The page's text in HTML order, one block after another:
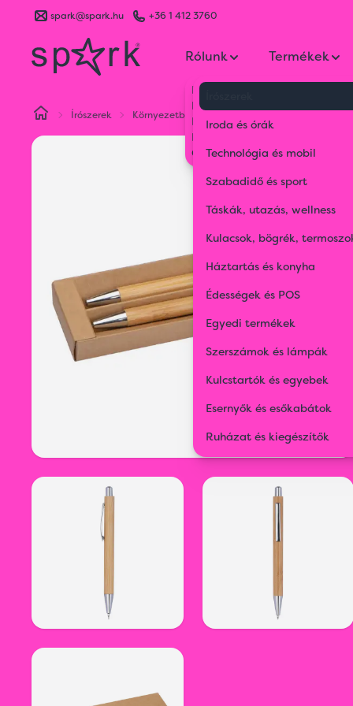
spark@spark.hu +36 1 412 3760
Rólunk
Kik vagyunk
Kapcsolat
Blog
Karrier
Gyakran Ismételt Kérdések
Termékek
Iroda és órák
Technológia és mobil
Szabadidő és sport
Táskák, utazás, wellness
Kulacsok, bögrék,
Háztartás és konyha
Édességek és POS
Egyedi termékek
Szerszámok és lámpák
Kulcstartók és egyebek
Esernyők és esőkabátok
Ruházat és kiegészítők
Írószerek Környezetbarát tollak